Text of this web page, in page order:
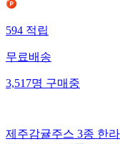
594적립
무료배송
3,517명구매중
제주감귤주스 3종 한